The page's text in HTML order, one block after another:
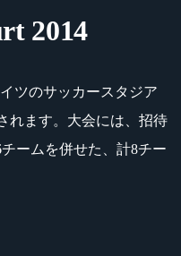
2014
イツのサッカースタジア
れます。大会には、招待
ームを併せた、計8チー